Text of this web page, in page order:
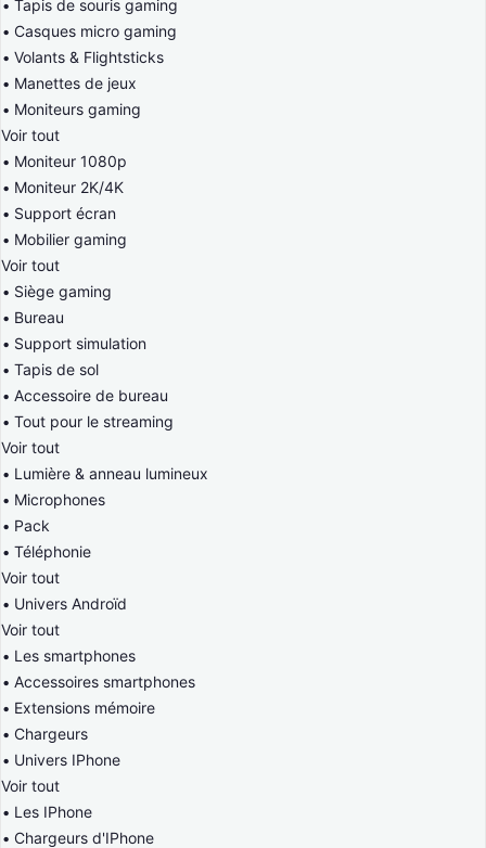
Tapis de souris gaming
Casques micro gaming
Volants & Flightsticks
Manettes de jeux
Moniteurs gaming
Voir tout
Moniteur 1080p
Moniteur 2K/4K
Support écran
Mobilier gaming
Voir tout
Siège gaming
Bureau
Support simulation
Tapis de sol
Accessoire de bureau
Tout pour le streaming
Voir tout
Lumière & anneau lumineux
Microphones
Pack
Téléphonie
Voir tout
Univers Androïd
Voir tout
Les smartphones
Accessoires smartphones
Extensions mémoire
Chargeurs
Univers IPhone
Voir tout
Les IPhone
Chargeurs d'IPhone